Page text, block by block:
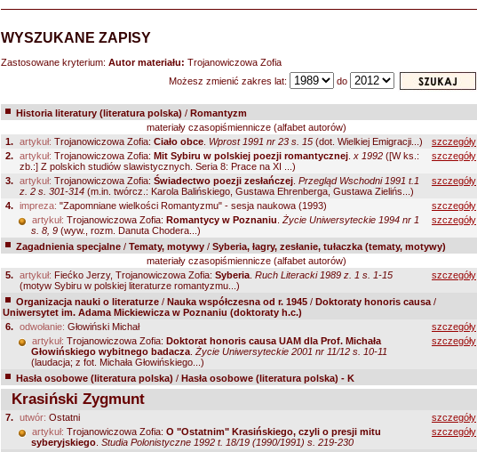
WYSZUKANE ZAPISY
Zastosowane kryterium: Autor materiału: Trojanowiczowa Zofia
Możesz zmienić zakres lat:
do
Historia literatury (literatura polska) / Romantyzm
materiały czasopiśmiennicze (alfabet autorów)
1. artykuł: Trojanowiczowa Zofia: Ciało obce Wprost 1991 nr 23 s. 15 (dot. Wielkiej Emigracji...)
szczegóły
2. artykuł: Trojanowiczowa Zofia: Mit Sybiru w polskiej poezji romantycznej x 1992 ([W ks.:
zb.:] Z polskich studiów slawistycznych. Seria 8: Prace na XI ...)
szczegóły
3. artykuł: Trojanowiczowa Zofia: Świadectwo poezji zesłańczej Przegląd Wschodni 1991 t.1
z. 2 s. 301-314 (m.in. twórcz.: Karola Balińskiego, Gustawa Ehrenberga, Gustawa Zielińs...)
szczegóły
4. impreza: "Zapomniane wielkości Romantyzmu" - sesja naukowa (1993)
szczegóły
artykuł: Trojanowiczowa Zofia: Romantycy w Poznaniu Życie Uniwersyteckie 1994 nr 1
s. 8, 9 (wyw., rozm. Danuta Chodera...)
szczegóły
Zagadnienia specjalne / Tematy, motywy / Syberia, łagry, zesłanie, tułaczka (tematy, motywy)
materiały czasopiśmiennicze (alfabet autorów)
5. artykuł: Fiećko Jerzy, Trojanowiczowa Zofia: Syberia Ruch Literacki 1989 z. 1 s. 1-15
(motyw Sybiru w polskiej literaturze romantyzmu...)
szczegóły
Organizacja nauki o literaturze / Nauka współczesna od r. 1945 / Doktoraty honoris causa /
Uniwersytet im. Adama Mickiewicza w Poznaniu (doktoraty h.c.)
6. odwołanie: Głowiński Michał
szczegóły
artykuł: Trojanowiczowa Zofia: Doktorat honoris causa UAM dla Prof. Michała
Głowińskiego wybitnego badacza Życie Uniwersyteckie 2001 nr 11/12 s. 10-11
(laudacja; z fot. Michała Głowińskiego...)
szczegóły
Hasła osobowe (literatura polska) / Hasła osobowe (literatura polska) - K
Krasiński Zygmunt
7. utwór: Ostatni
szczegóły
artykuł: Trojanowiczowa Zofia: O "Ostatnim" Krasińskiego, czyli o presji mitu
syberyjskiego Studia Polonistyczne 1992 t. 18/19 (1990/1991) s. 219-230
szczegóły